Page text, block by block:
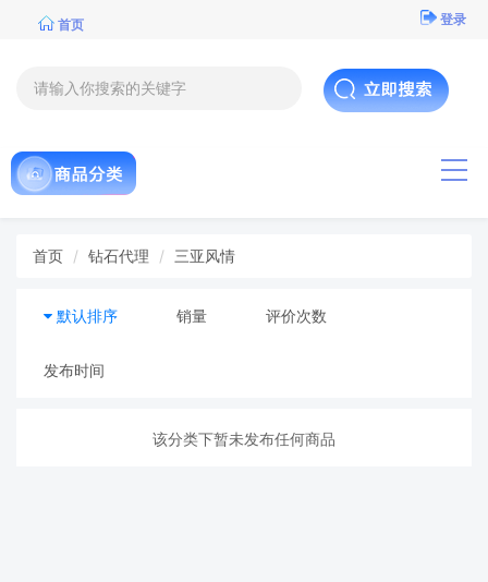
首页 登录
首页 钻石代理 三亚风情
默认排序 销量 评价次数
发布时间
该分类下暂未发布任何商品